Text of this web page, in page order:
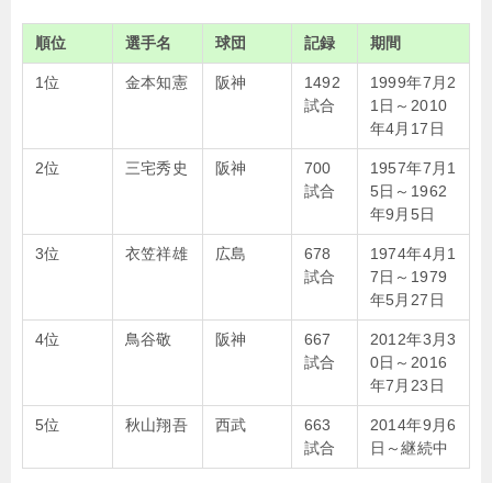
順位 選手名 球団 記録 期間
1位 金本知憲 阪神
1492
試合
1999年7月2
1日～2010
年4月17日
2位 三宅秀史 阪神
700
試合
1957年7月1
5日～1962
年9月5日
3位 衣笠祥雄 広島
678
試合
1974年4月1
7日～1979
年5月27日
4位 鳥谷敬 阪神
667
試合
2012年3月3
0日～2016
年7月23日
5位 秋山翔吾 西武
663
試合
2014年9月6
日～継続中